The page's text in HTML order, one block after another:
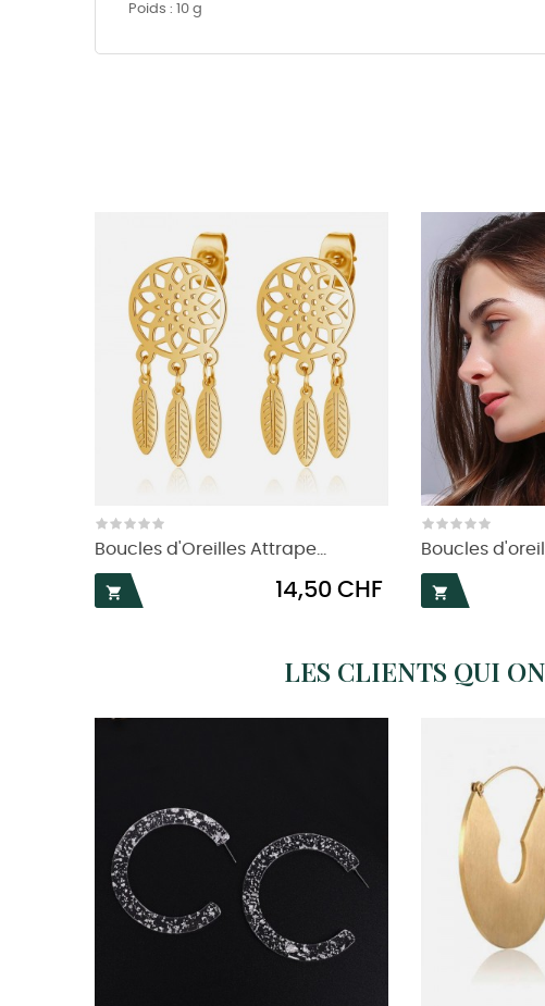
Poids : 10 g
Boucles d'Oreilles Attrape...

Prix
14,50 CHF
Boucles

LES CLIENTS QUI